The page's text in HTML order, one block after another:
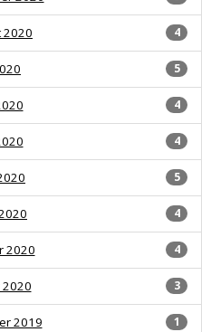
4
2020
5
4
4
5
4
4
2020
3
2020
1
2019